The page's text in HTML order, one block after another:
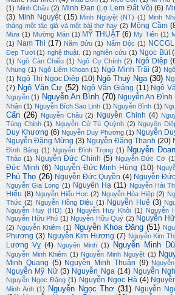
(1) Minh Châu (2) Minh Đan (Lọ Lem Đất Võ) (6)
(3) Minh Nguyệt (15) Minh Nguyệt (NT) (1) Minh
tháng một tác giả và một bài thơ hay (2) Mộng Cầm
Mưa (1) Mường Mán (1) MỸ THUẬT (6) My Tiên (1)
(1) Nam Thi (17) Năm Bửu (1) Nấm Độc (1) NCCGL
Đẹp Tươi (1) nghệ thuật. (1) nghiên cứu (1) Ngọc Bút
(1) Ngô Càn Chiểu (1) Ngô Cự Chính (2) Ngô Diệp
Nhung (1) Ngô Liêm Khoan (1) Ngô Minh Trãi (3)
(1) Ngô Thị Ngọc Diệp (10) Ngô Thuý Nga (30)
(7) Ngô Văn Cư (52) Ngô Văn Giảng (11) Ngô
Nguyễn (1) Nguyễn An Bình (70) Nguyễn An Đình
Nhân (1) Nguyễn Bích Sao Linh (1) Nguyễn Bình (1)
Cẩn (26) Nguyễn Châu (2) Nguyễn Chinh (4)
Tùng Chinh (1) Nguyễn Cử Tú Quỳnh (2) Nguyên
Duy Khương (6) Nguyễn Duy Phương (1) Nguyễn
Nguyễn Đặng Mừng (3) Nguyễn Đăng Thanh (20)
Đình Bảng (1) Nguyễn Đình Trọng (1) Nguyễn
Thảo (1) Nguyễn Đức Chính (5) Nguyễn Đức Cơ
Đức Minh (6) Nguyễn Đức Minh Hùng (10)
Phú Thọ (26) Nguyễn Đức Quyền (4) Nguyễn
Nguyễn Gia Long (1) Nguyên Hạ (11) Nguyễn Hải
Hiếu (8) Nguyễn Hiếu Học (2) Nguyễn Hòa Hiệp (2)
Thức (2) Nguyễn Hồng Diệu (1) Nguyễn Huệ (3)
Nguyễn Huy (HD) (1) Nguyễn Huy Khôi (1) Nguyễn
Nguyễn Hữu Phú (1) Nguyễn Hữu Quý (2) Nguyễn
(2) Nguyễn Khiêm (1) Nguyễn Khoa Đăng (51)
Phương (3) Nguyễn Kim Hương (7) Nguyễn Kim
Lương Vỵ (4) Nguyên Minh (1) Nguyễn Minh
Nguyễn Minh Khiêm (1) Nguyễn Minh Nguyệt (1)
Minh Quang (5) Nguyễn Minh Thuận (9)
Nguyễn Mỹ Nữ (3) Nguyễn Nga (14) Nguyễn
Nguyễn Ngọc Đặng (1) Nguyễn Ngọc Hà (4)
Minh Anh (1) Nguyễn Ngọc Thơ (31) Nguyễn